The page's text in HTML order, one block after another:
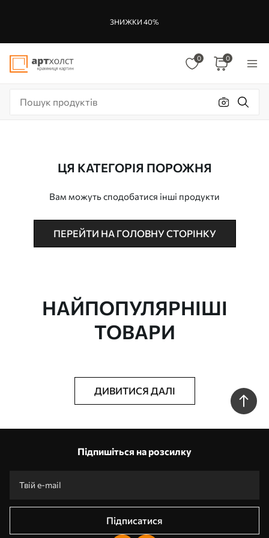
ЗНИЖКИ 40%
0 0
ЦЯ КАТЕГОРІЯ ПОРОЖНЯ
Вам можуть сподобатися інші продукти
ПЕРЕЙТИ НА ГОЛОВНУ СТОРІНКУ
НАЙПОПУЛЯРНІШІ
ТОВАРИ
ДИВИТИСЯ ДАЛІ
Підпишіться на розсилку
Підписатися